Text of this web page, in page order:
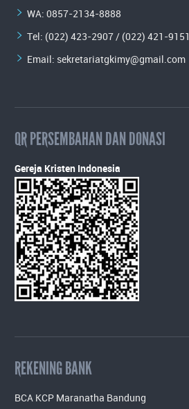
WA: 0857-2134-8888
Tel: (022) 423-2907 / (022) 421-9151
Email: sekretariatgkimy@gmail.com
QR PERSEMBAHAN DAN DONASI
Gereja Kristen Indonesia
REKENING BANK
BCA KCP Maranatha Bandung